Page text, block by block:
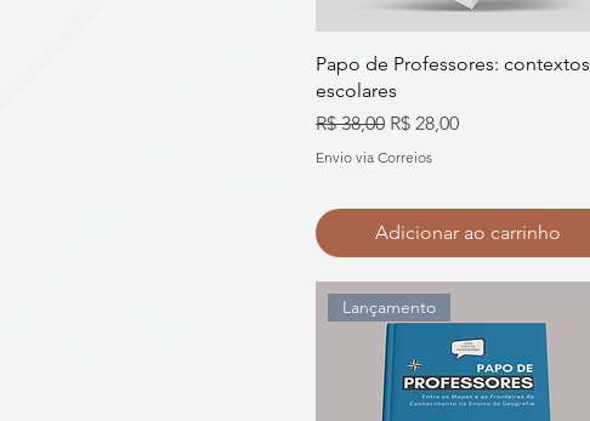
Papo de Professores: contextos
escolares
Preço normal
R$ 38,00 Preço promocional
R$ 28,00
Envio via Correios
Adicionar ao carrinho
Lançamento